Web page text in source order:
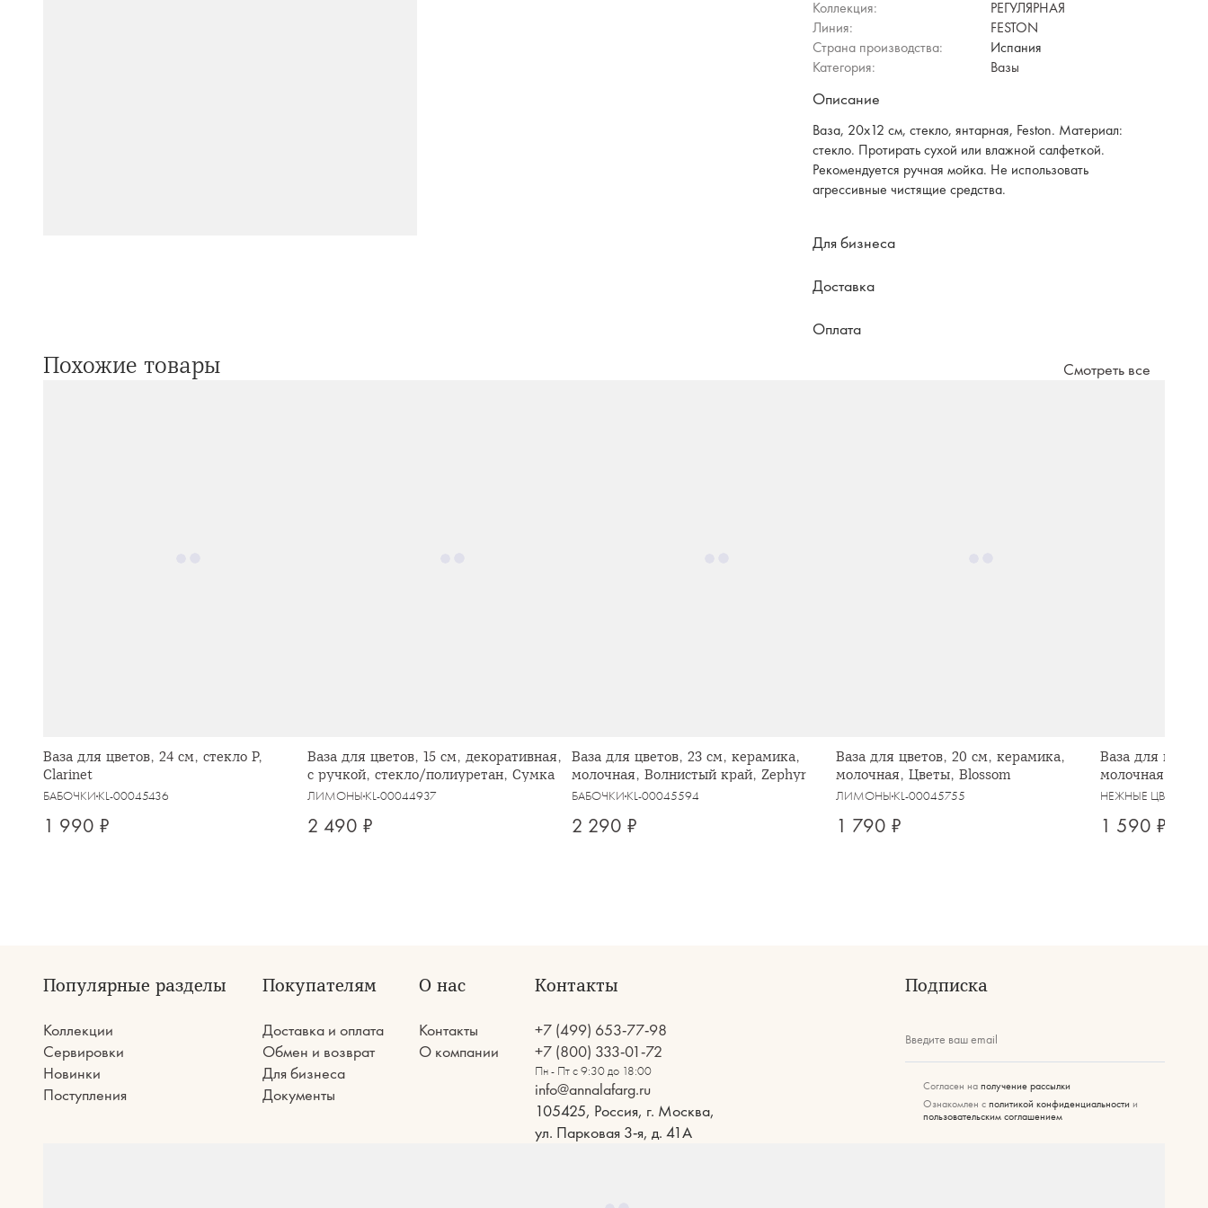
Коллекция:
РЕГУЛЯРНАЯ
Линия:
FESTON
Страна производства:
Испания
Категория:
Вазы
Описание
Ваза, 20х12 см, стекло, янтарная, Feston. Материал:
стекло. Протирать сухой или влажной салфеткой.
Рекомендуется ручная мойка. Не использовать
агрессивные чистящие средства.
Для бизнеса
Доставка
Оплата
Похожие товары Смотреть все
Ваза для цветов, 24 см, стекло Р,
Clarinet
БАБОЧКИ KL-00045436
1 990 ₽
Ваза для цветов, 15 см, декоративная,
с ручкой, стекло/полиуретан, Сумка
ЛИМОНЫ KL-00044937
2 490 ₽
Ваза для цветов, 23 см, керамика,
молочная, Волнистый край, Zephyr
БАБОЧКИ KL-00045594
2 290 ₽
Ваза для цветов, 20 см, керамика,
молочная, Цветы, Blossom
ЛИМОНЫ KL-00045755
1 790 ₽
Ваза для
молочная,
НЕЖНЫЕ ЦВЕТЫ
1 590 ₽
Популярные разделы
Коллекции
Сервировки
Новинки
Поступления
Покупателям
Доставка и оплата
Обмен и возврат
Для бизнеса
Документы
О нас
Контакты
О компании
Контакты
+7 (499) 653-77-98
+7 (800) 333-01-72
Пн - Пт с 9:30 до 18:00
info@annalafarg.ru
105425, Россия, г. Москва,
ул. Парковая 3-я, д. 41А
Подписка
Введите ваш email
Согласен на получение рассылки
Ознакомлен с политикой конфиденциальности и
пользовательским соглашением